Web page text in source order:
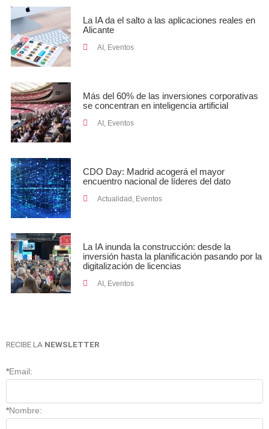
La IA da el salto a las aplicaciones reales en
Alicante
AI , Eventos
Más del 60% de las inversiones corporativas
se concentran en inteligencia artificial
AI , Eventos
CDO Day: Madrid acogerá el mayor
encuentro nacional de líderes del dato
Actualidad Eventos
La IA inunda la construcción: desde la
inversión hasta la planificación pasando por la
digitalización de licencias
AI , Eventos
RECIBE LA NEWSLETTER
*Email:
*Nombre: